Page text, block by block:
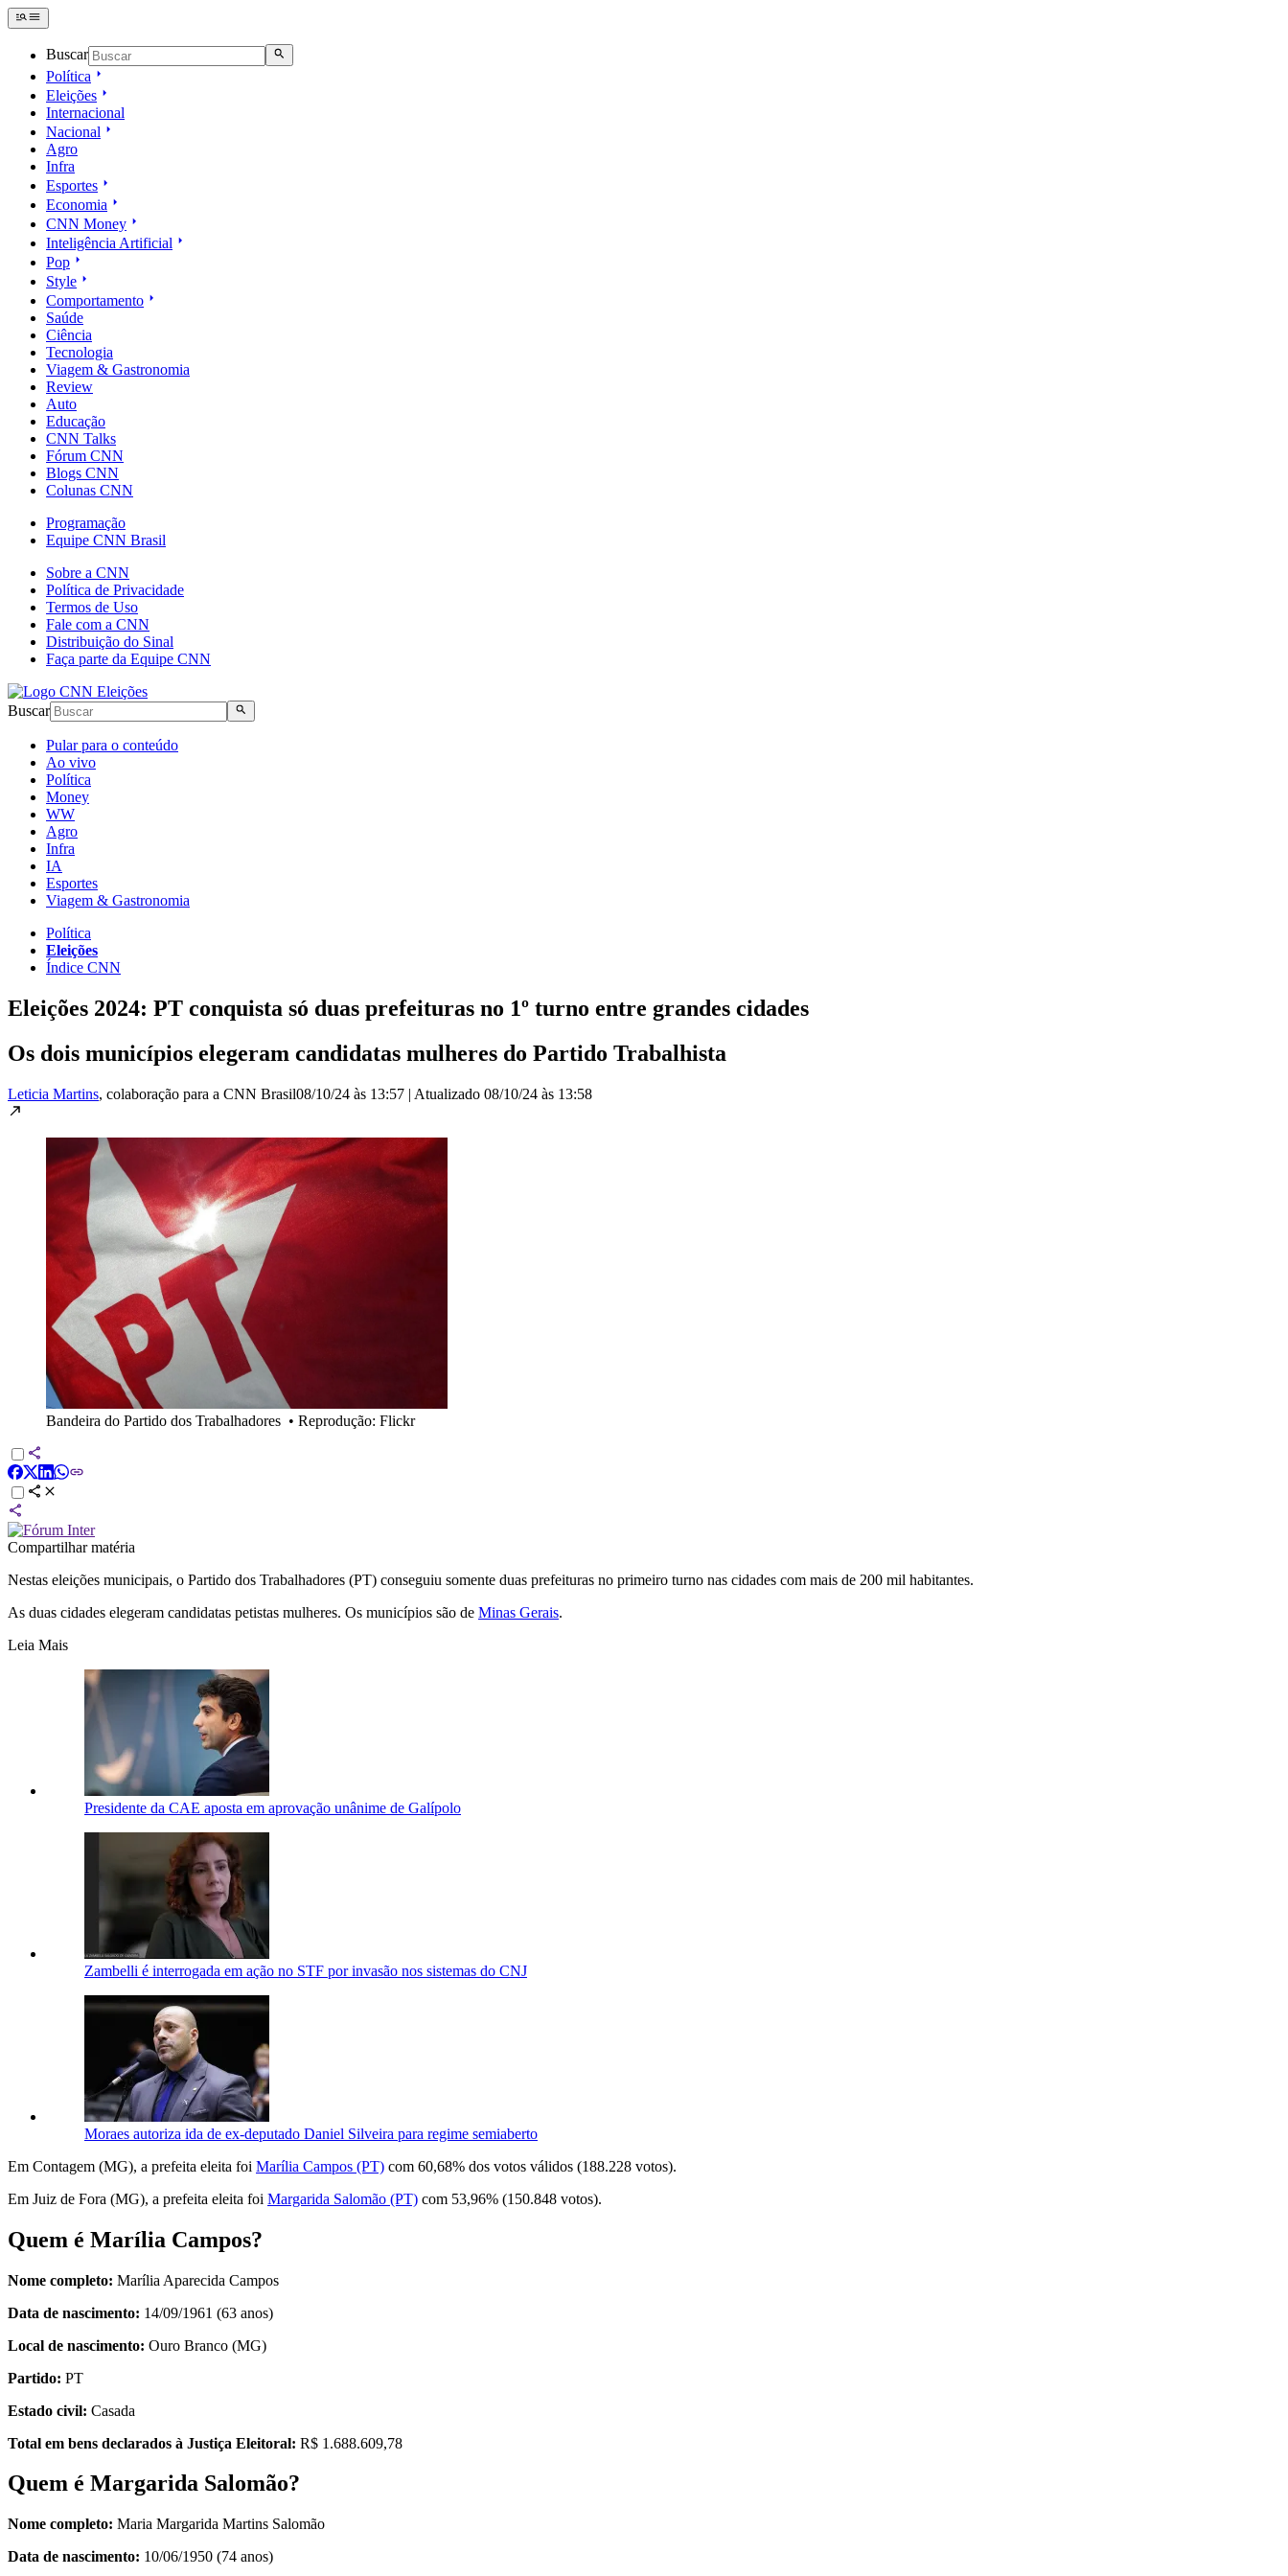
Buscar
Política
Eleições
Internacional
Nacional
Agro
Infra
Esportes
Economia
CNN Money
Inteligência Artificial
Pop
Style
Comportamento
Saúde
Ciência
Tecnologia
Viagem & Gastronomia
Review
Auto
Educação
CNN Talks
Fórum CNN
Blogs CNN
Colunas CNN
Programação
Equipe CNN Brasil
Sobre a CNN
Política de Privacidade
Termos de Uso
Fale com a CNN
Distribuição do Sinal
Faça parte da Equipe CNN
Buscar
Pular para o conteúdo
Ao vivo
Política
Money
WW
Agro
Infra
IA
Esportes
Viagem & Gastronomia
Política
Eleições
Índice CNN
Eleições 2024: PT conquista só duas prefeituras no 1º turno entre grandes cidades
Os dois municípios elegeram candidatas mulheres do Partido Trabalhista
Leticia Martins, colaboração para a CNN Brasil08/10/24 às 13:57 | Atualizado 08/10/24 às 13:58
Bandeira do Partido dos Trabalhadores • Reprodução: Flickr
Compartilhar matéria
Nestas eleições municipais, o Partido dos Trabalhadores (PT) conseguiu somente duas prefeituras no primeiro turno nas cidades com mais de 200 mil habitantes.
As duas cidades elegeram candidatas petistas mulheres. Os municípios são de Minas Gerais.
Leia Mais
Presidente da CAE aposta em aprovação unânime de Galípolo
Zambelli é interrogada em ação no STF por invasão nos sistemas do CNJ
Moraes autoriza ida de ex-deputado Daniel Silveira para regime semiaberto
Em Contagem (MG), a prefeita eleita foi Marília Campos (PT) com 60,68% dos votos válidos (188.228 votos).
Em Juiz de Fora (MG), a prefeita eleita foi Margarida Salomão (PT) com 53,96% (150.848 votos).
Quem é Marília Campos?
Nome completo: Marília Aparecida Campos
Data de nascimento: 14/09/1961 (63 anos)
Local de nascimento: Ouro Branco (MG)
Partido: PT
Estado civil: Casada
Total em bens declarados à Justiça Eleitoral: R$ 1.688.609,78
Quem é Margarida Salomão?
Nome completo: Maria Margarida Martins Salomão
Data de nascimento: 10/06/1950 (74 anos)